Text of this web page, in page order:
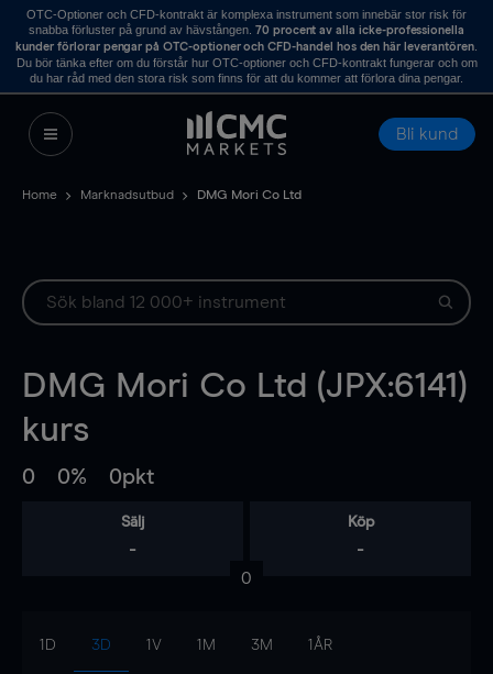
OTC-Optioner och CFD-kontrakt är komplexa instrument som innebär stor risk för
snabba förluster på grund av hävstången. 70 procent av alla icke-professionella
kunder förlorar pengar på OTC-optioner och CFD-handel hos den här leverantören.
Du bör tänka efter om du förstår hur OTC-optioner och CFD-kontrakt fungerar och om
du har råd med den stora risk som finns för att du kommer att förlora dina pengar.
Bli kund
Home Marknadsutbud DMG Mori Co Ltd
DMG Mori Co Ltd (JPX:6141)
kurs
0 0% 0pkt
Sälj
-
Köp
-
0
1D 3D 1V 1M 3M 1ÅR